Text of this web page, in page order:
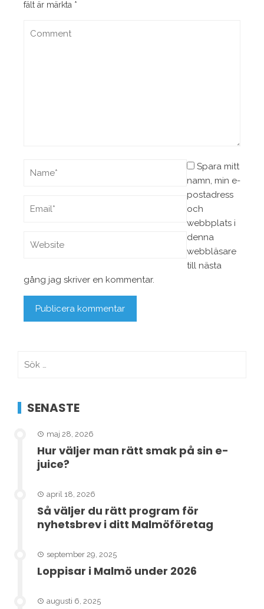
fält är märkta *
Spara mitt
namn, min e-
postadress
och
webbplats i
denna
webbläsare
till nästa
gång jag skriver en kommentar.
SENASTE
maj 28, 2026
Hur väljer man rätt smak på sin e-
juice?
april 18, 2026
Så väljer du rätt program för
nyhetsbrev i ditt Malmöföretag
september 29, 2025
Loppisar i Malmö under 2026
augusti 6, 2025